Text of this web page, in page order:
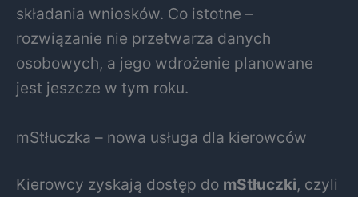
składania wniosków. Co istotne –
rozwiązanie nie przetwarza danych
osobowych, a jego wdrożenie planowane
jest jeszcze w tym roku.
mStłuczka – nowa usługa dla kierowców
Kierowcy zyskają dostęp do mStłuczki, czyli